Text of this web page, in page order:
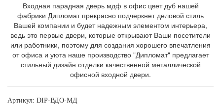
Входная парадная дверь мдф в офис цвет дуб нашей
фабрики Дипломат прекрасно подчеркнет деловой стиль
Вашей компании и будет надежным элементом интерьера,
ведь это первые двери, которые открывают Ваши посетители
или работники, поэтому для создания хорошего впечатления
от офиса и уюта наше производство "Дипломат" предлагает
стильный дизайн отделки качественной металлической
офисной входной двери.
Артикул: DIP-ВДО-МД